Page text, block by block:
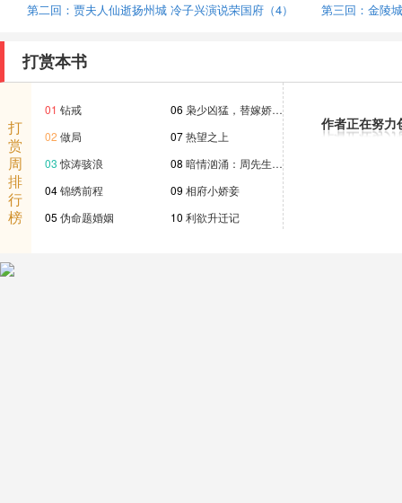
第二回：贾夫人仙逝扬州城 冷子兴演说荣国府（4）
第三回：金陵
打赏本书
打
赏
周
排
行
榜
01 钻戒
02 做局
03 惊涛骇浪
04锦绣前程
05 伪命题婚姻
06 枭少凶猛，替嫁娇…
07热望之上
08 暗情汹涌：周先生…
09 相府小娇妾
10 利欲升迁记
作者正在努力